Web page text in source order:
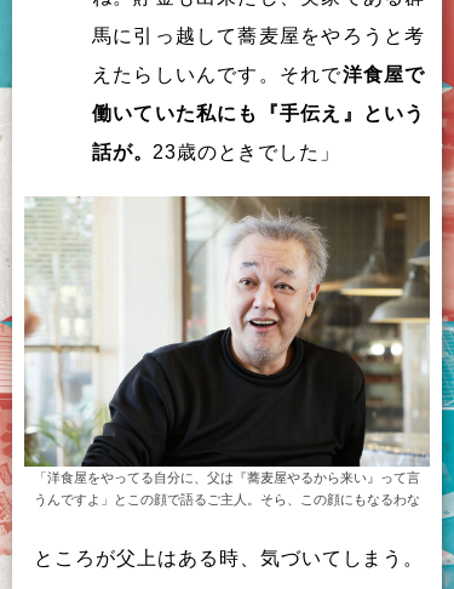
馬に引っ越して蕎麦屋をやろうと考
えたらしいんです。それで洋食屋で
働いていた私にも『手伝え』という
話が。 23歳のときでした」
「洋食屋をやってる自分に、父は『蕎麦屋やるから来い』って言
うんですよ」とこの顔で語るご主人。そら、この顔にもなるわな
と こ ろ が父上 はあ る 時 気づいて し ま う 。